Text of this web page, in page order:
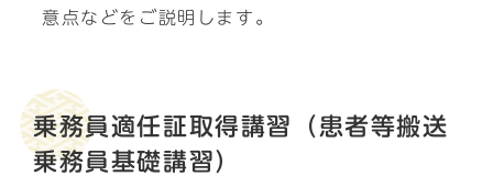
意点などをご説明します。
乗務員適任証取得講習（患者等搬送
乗務員基礎講習）